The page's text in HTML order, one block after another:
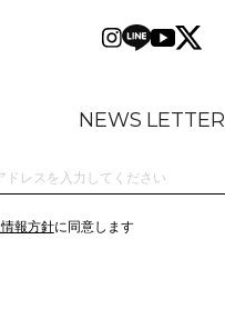
NEWS LETTER
報方針に同意します